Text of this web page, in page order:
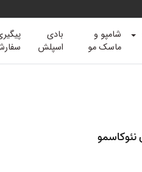
شامپو و
ماسک مو
بادی
اسپلش
نئوکاسمو